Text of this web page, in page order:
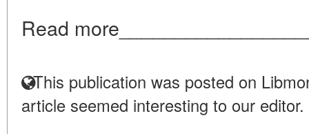
Read
This publication was posted on
article seemed interesting to our editor.